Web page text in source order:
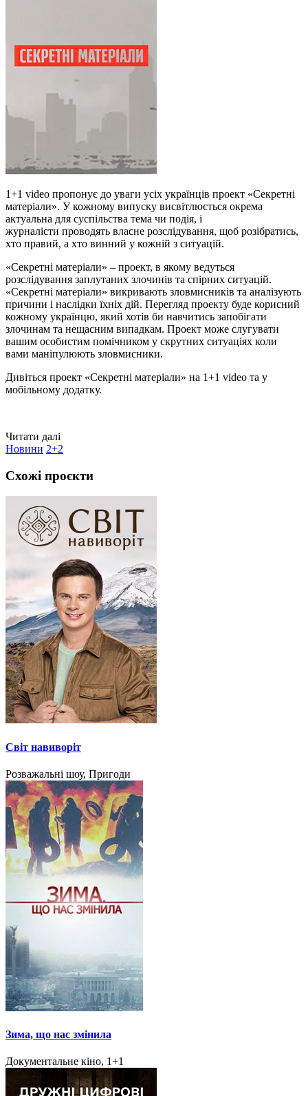
1+1 video пропонує до уваги усіх українців проект «Секретні
матеріали». У кожному випуску висвітлюється окрема
актуальна для суспільства тема чи подія, і
журналісти проводять власне розслідування, щоб розібратись,
хто правий, а хто винний у кожній з ситуацій.
«Секретні матеріали» – проект, в якому ведуться
розслідування заплутаних злочинів та спірних ситуацій.
«Секретні матеріали» викривають зловмисників та аналізують
причини і наслідки їхніх дій. Перегляд проекту буде корисний
кожному українцю, який хотів би навчитись запобігати
злочинам та нещасним випадкам. Проект може слугувати
вашим особистим помічником у скрутних ситуаціях коли
вами маніпулюють зловмисники.
Дивіться проект «Секретні матеріали» на 1+1 video та у
мобільному додатку.
Читати далі
Новини 2+2
Схожі проєкти
Світ навиворіт
Розважальні шоу, Пригоди
Зима, що нас змінила
Документальне кіно, 1+1